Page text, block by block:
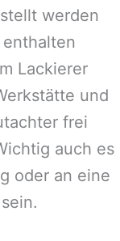
werden
Lackierer
und
frei
auch es
oder an eine